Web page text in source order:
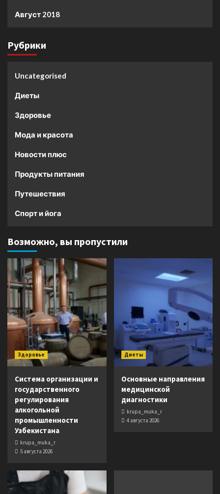
Август 2018
Рубрики
Uncategorised
Диеты
Здоровье
Мода и красота
Новости плюс
Продукты питания
Путешествия
Спорт и йога
Возможно, вы пропустили
Здоровье
Система организации и
государственного
регулирования
алкогольной
промышленности
Узбекистана
krupa_muka_r
5 августа 2026
Диеты
Основные направления
медицинской
диагностики
krupa_muka_r
4 августа 2026